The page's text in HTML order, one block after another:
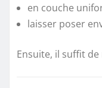
en couche
laisser poser
Ensuite, il suffit de